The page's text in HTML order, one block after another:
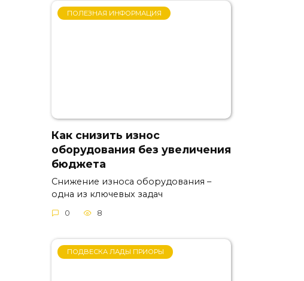
ПОЛЕЗНАЯ ИНФОРМАЦИЯ
Как снизить износ
оборудования без увеличения
бюджета
Снижение износа оборудования –
одна из ключевых задач
0 8
ПОДВЕСКА ЛАДЫ ПРИОРЫ